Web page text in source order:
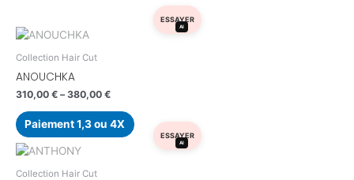
AI
ESSAYER
Collection Hair Cut
ANOUCHKA
310,00 € –380,00 €
Paiement 1,3 ou 4X
AI
ESSAYER
Collection Hair Cut